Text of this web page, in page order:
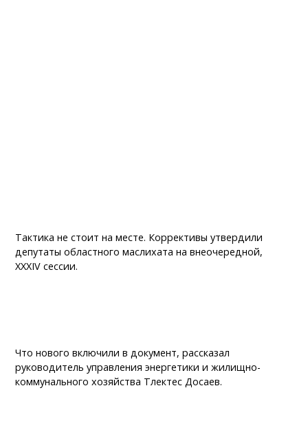
Тактика не стоит на месте. Коррективы утвердили
депутаты областного маслихата на внеочередной,
XXXIV сессии.
Что нового включили в документ, рассказал
руководитель управления энергетики и жилищно-
коммунального хозяйства Тлектес Досаев.